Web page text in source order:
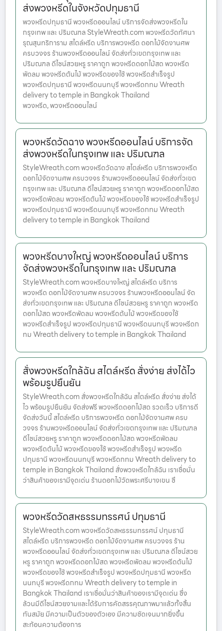
ส่งพวงหรีดในจังหวัดปทุมธานี
พวงหรีดปทุมธานี พวงหรีดออนไลน์ บริการจัดส่งพวงหรีดใน
กรุงเทพ และ ปริมณฑล StyleWreath.com พวงหรีดวัดทัศนา
รุณสุนทริการาม สไตล์หรีด บริการพวงหรีด ดอกไม้จัดงานศพ
ครบวงจร ร้านพวงหรีดออนไลน์ จัดส่งทั่วเขตกรุงเทพ และ
ปริมณฑล ดีไซน์สวยหรู ราคาถูก พวงหรีดดอกไม้สด พวงหรีด
พัดลม พวงหรีดต้นไม้ พวงหรีดของใช้ พวงหรีดสำเร็จรูป
พวงหรีดปทุมธานี พวงหรีดนนทบุรี พวงหรีดกทม Wreath
delivery to temple in Bangkok Thailand
พวงหรีด, พวงหรีดออนไลน์
พวงหรีดวัดฉาง พวงหรีดออนไลน์ บริการจัด
ส่งพวงหรีดในกรุงเทพ และ ปริมณฑล
StyleWreath.com พวงหรีดวัดฉาง สไตล์หรีด บริการพวงหรีด
ดอกไม้จัดงานศพ ครบวงจร ร้านพวงหรีดออนไลน์ จัดส่งทั่วเขต
กรุงเทพ และ ปริมณฑล ดีไซน์สวยหรู ราคาถูก พวงหรีดดอกไม้สด
พวงหรีดพัดลม พวงหรีดต้นไม้ พวงหรีดของใช้ พวงหรีดสำเร็จรูป
พวงหรีดปทุมธานี พวงหรีดนนทบุรี พวงหรีดกทม Wreath
delivery to temple in Bangkok Thailand
พวงหรีดบางใหญ่ พวงหรีดออนไลน์ บริการ
จัดส่งพวงหรีดในกรุงเทพ และ ปริมณฑล
StyleWreath.com พวงหรีดบางใหญ่ สไตล์หรีด บริการ
พวงหรีด ดอกไม้จัดงานศพ ครบวงจร ร้านพวงหรีดออนไลน์ จัด
ส่งทั่วเขตกรุงเทพ และ ปริมณฑล ดีไซน์สวยหรู ราคาถูก พวงหรีด
ดอกไม้สด พวงหรีดพัดลม พวงหรีดต้นไม้ พวงหรีดของใช้
พวงหรีดสำเร็จรูป พวงหรีดปทุมธานี พวงหรีดนนทบุรี พวงหรีดก
ทม Wreath delivery to temple in Bangkok Thailand
สั่งพวงหรีดใกล้ฉัน สไตล์หรีด สั่งง่าย ส่งได้ไว
พร้อมรูปยืนยัน
StyleWreath.com สั่งพวงหรีดใกล้ฉัน สไตล์หรีด สั่งง่าย ส่งได้
ไว พร้อมรูปยืนยัน จัดส่งฟรี พวงหรีดดอกไม้สด รวดเร็ว บริการดี
จัดส่งวันนี้ สไตล์หรีด บริการพวงหรีด ดอกไม้จัดงานศพ ครบ
วงจร ร้านพวงหรีดออนไลน์ จัดส่งทั่วเขตกรุงเทพ และ ปริมณฑล
ดีไซน์สวยหรู ราคาถูก พวงหรีดดอกไม้สด พวงหรีดพัดลม
พวงหรีดต้นไม้ พวงหรีดของใช้ พวงหรีดสำเร็จรูป พวงหรีด
ปทุมธานี พวงหรีดนนทบุรี พวงหรีดกทม Wreath delivery to
temple in Bangkok Thailand สั่งพวงหรีดใกล้ฉัน เราเชื่อมั่น
ว่าสินค้าของเรามีจุดเด่น ร้านดอกไม้วัดพระศรีบางเขน ซึ
พวงหรีดวัดสหธรรมทรรศน์ ปทุมธานี
StyleWreath.com พวงหรีดวัดสหธรรมทรรศน์ ปทุมธานี
สไตล์หรีด บริการพวงหรีด ดอกไม้จัดงานศพ ครบวงจร ร้าน
พวงหรีดออนไลน์ จัดส่งทั่วเขตกรุงเทพ และ ปริมณฑล ดีไซน์สวย
หรู ราคาถูก พวงหรีดดอกไม้สด พวงหรีดพัดลม พวงหรีดต้นไม้
พวงหรีดของใช้ พวงหรีดสำเร็จรูป พวงหรีดปทุมธานี พวงหรีด
นนทบุรี พวงหรีดกทม Wreath delivery to temple in
Bangkok Thailand เราเชื่อมั่นว่าสินค้าของเรามีจุดเด่น ซึ่ง
ล้วนมีดีไซน์สวยงามและได้รับการคัดสรรคุณภาพมาแล้วทั้งสิ้น
ทันสมัย มีความเป็นตัวของตัวเอง มีความชัดเจนมากยิ่งขึ้น
สะท้อนความต้องการ